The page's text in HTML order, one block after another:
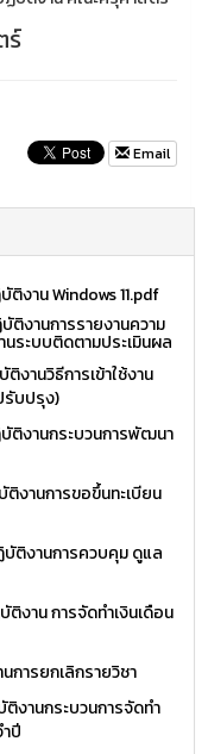
ร์
Email
งาน Windows 11.pdf
ติงานการรายงานความ
ระบบติดตามประเมินผล
งานวิธีการเข้าใช้งาน
รับปรุง)
ติงานกระบวนการพัฒนา
งานการขอขึ้นทะเบียน
ติงานการควบคุม ดูแล
งาน การจัดทำเงินเดือน
การยกเลิกรายวิชา
งานกระบวนการจัดทำ
ปี